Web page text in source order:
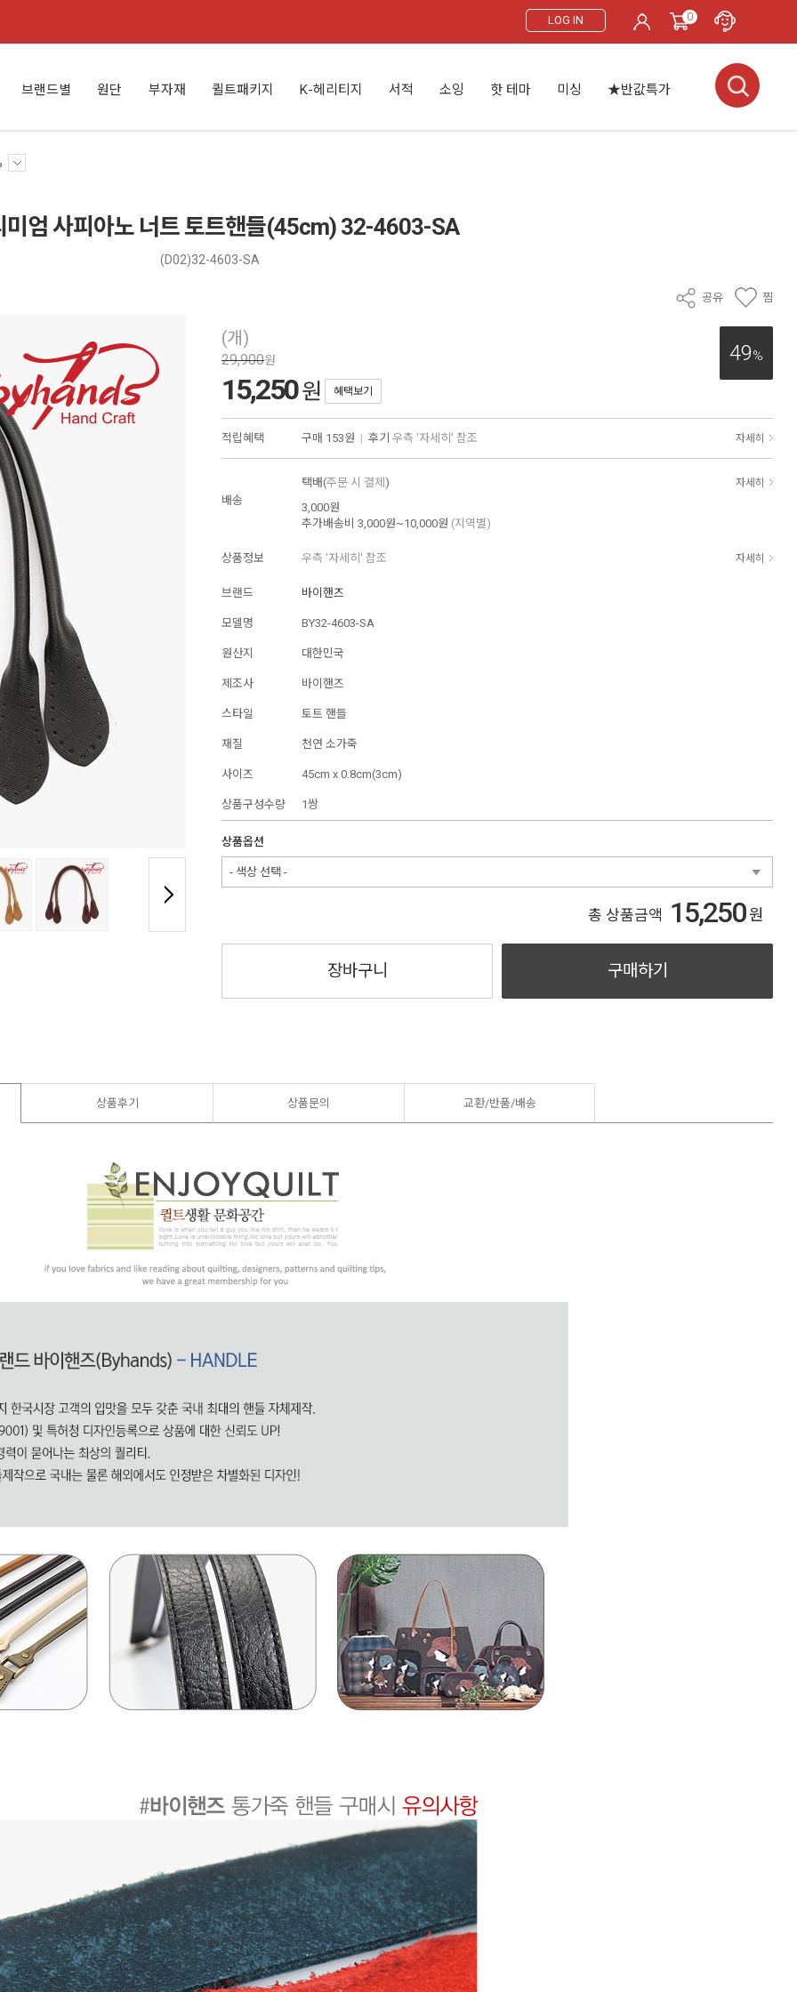
LOG IN 0
브랜드별 원단 부자재 퀼트패키지 K-헤리티지 서적 소잉 핫 테마 미싱 ★반값특가
미엄 사피아노 너트 토트핸들(45cm) 32-4603-SA
(D02)32-4603-SA
공유 찜
(개)
49%
29,900원
15,250원 혜택보기
적립혜택 구매 153원 | 후기 우측 '자세히' 참조 자세히
배송
택배(주문 시 결제 ) 자세히
3,000원
추가배송비 3,000원~10,000원 (지역별)
상품정보 우측 '자세히' 참조 자세히
브랜드 바이핸즈
모델명 BY32-4603-SA
원산지 대한민국
제조사 바이핸즈
스타일 토트 핸들
재질 천연 소가죽
사이즈 45cm x 0.8cm(3cm)
상품구성수량 1쌍
상품옵션
- 색상 선택 -
총 상품금액 15,250원
장바구니 구매하기
상품후기 상품문의 교환/반품/배송